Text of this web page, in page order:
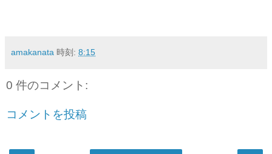
amakanata 時刻: 8:15
0 件のコメント:
コメントを投稿